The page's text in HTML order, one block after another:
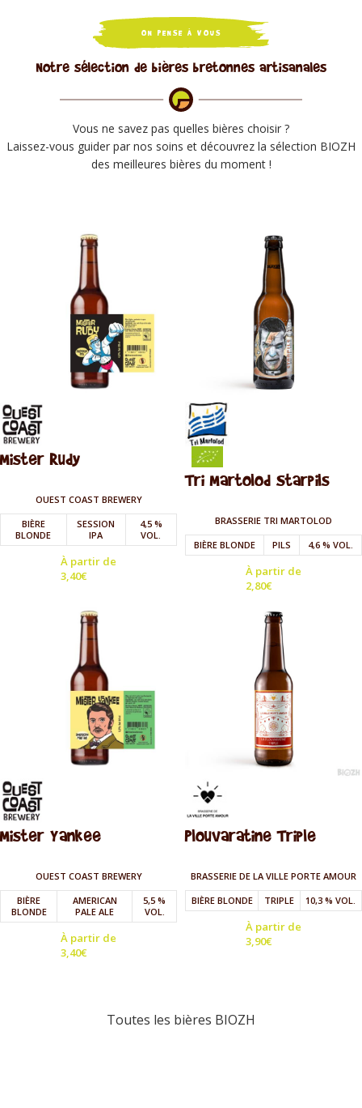
ON PENSE À VOUS
Notre sélection de bières bretonnes artisanales
Vous ne savez pas quelles bières choisir ?
Laissez-vous guider par nos soins et découvrez la sélection BIOZH
des meilleures bières du moment !
Mister Rudy
OUEST COAST BREWERY
BIÈRE
BLONDE
SESSION
IPA
4,5 %
VOL.
À partir de
3,40€
Tri Martolod Starpils
BRASSERIE TRI MARTOLOD
BIÈRE BLONDE
PILS 4,6 % VOL.
À partir de
2,80€
Mister Yankee
OUEST COAST BREWERY
BIÈRE
BLONDE
AMERICAN
PALE ALE
5,5 %
VOL.
À partir de
3,40€
Plouvaratine Triple
BRASSERIE DE LA VILLE PORTE AMOUR
BIÈRE BLONDE
TRIPLE 10,3 % VOL.
À partir de
3,90€
Toutes les bières BIOZH